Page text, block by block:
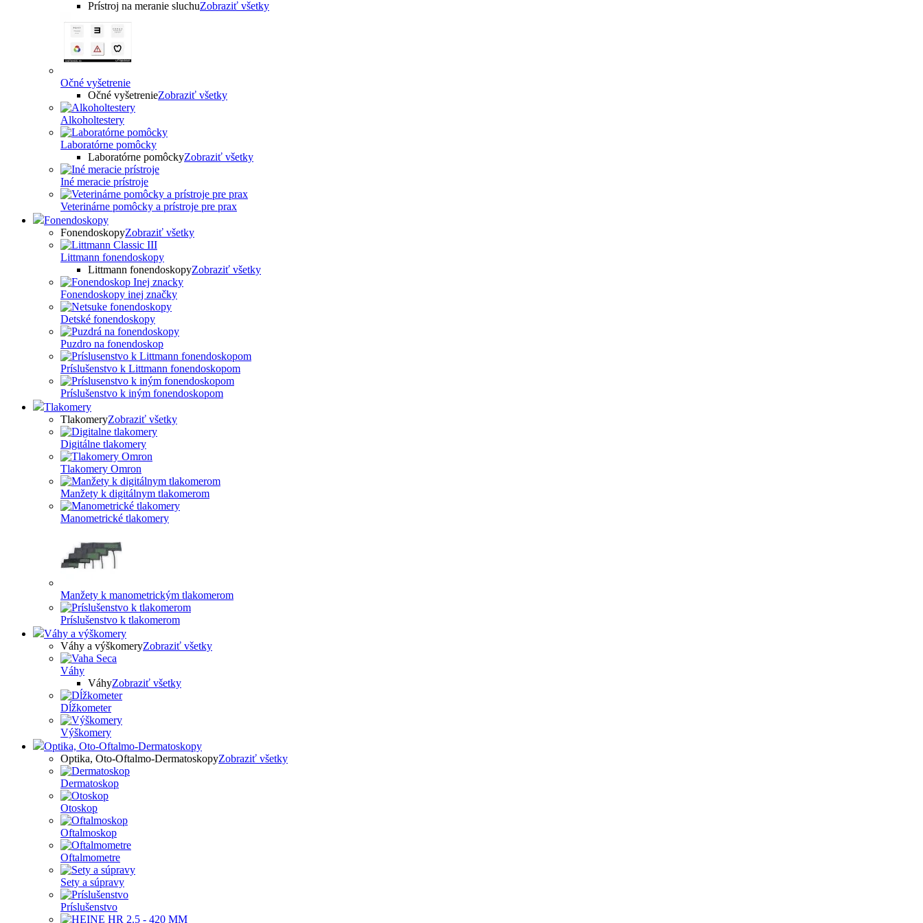
Prístroj na meranie sluchuZobraziť všetky
Očné vyšetrenie
Očné vyšetrenieZobraziť všetky
Alkoholtestery
Laboratórne pomôcky
Laboratórne pomôckyZobraziť všetky
Iné meracie prístroje
Veterinárne pomôcky a prístroje pre prax
Fonendoskopy
FonendoskopyZobraziť všetky
Littmann fonendoskopy
Littmann fonendoskopyZobraziť všetky
Fonendoskopy inej značky
Detské fonendoskopy
Puzdro na fonendoskop
Príslušenstvo k Littmann fonendoskopom
Príslušenstvo k iným fonendoskopom
Tlakomery
TlakomeryZobraziť všetky
Digitálne tlakomery
Tlakomery Omron
Manžety k digitálnym tlakomerom
Manometrické tlakomery
Manžety k manometrickým tlakomerom
Príslušenstvo k tlakomerom
Váhy a výškomery
Váhy a výškomeryZobraziť všetky
Váhy
VáhyZobraziť všetky
Dĺžkometer
Výškomery
Optika, Oto-Oftalmo-Dermatoskopy
Optika, Oto-Oftalmo-DermatoskopyZobraziť všetky
Dermatoskop
Otoskop
Oftalmoskop
Oftalmometre
Sety a súpravy
Príslušenstvo